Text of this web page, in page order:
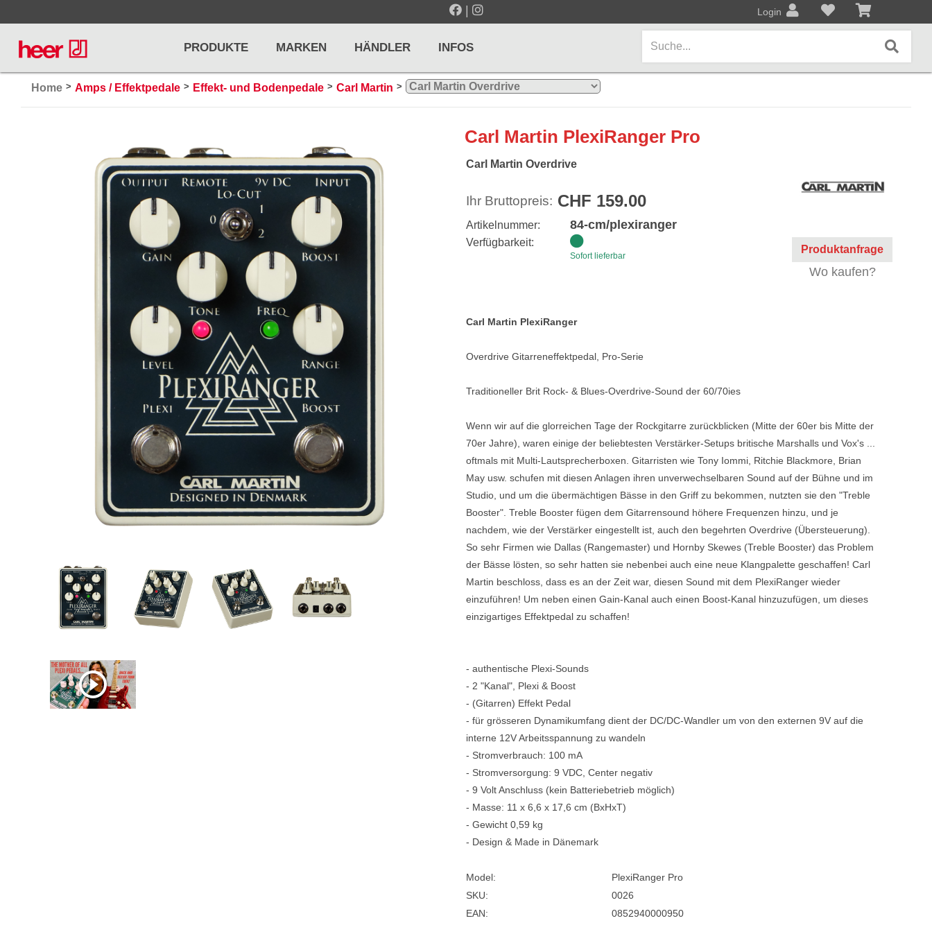
| Login
PRODUKTE
Controller/DMX
Notenständer und Pulte
Metronome und Taktelle
Stimmgabeln und Stimmgeräte
... mehr
E-Gitarren
... mehr
KEYBOARDS / PIANO
PRO AUDIO, MICS, STANDS DRUMS & PERCUSSION
Schlagzeuge
Snaredrums
Roto Toms
... mehr
Piccoloflöte
STREICHINSTRUMENTE
Violen, Gamben
MARKEN HÄNDLER INFOS
Home > Amps / Effektpedale > Effekt- und Bodenpedale > Carl Martin >
Carl Martin PlexiRanger Pro
Carl Martin Overdrive
Ihr Bruttopreis: CHF 159.00
Artikelnummer: 84-cm/plexiranger
Verfügbarkeit:
Sofort lieferbar
Produktanfrage
Wo kaufen?
Carl Martin PlexiRanger
Overdrive Gitarreneffektpedal, Pro-Serie
Traditioneller Brit Rock- & Blues-Overdrive-Sound der 60/70ies
Wenn wir auf die glorreichen Tage der Rockgitarre zurückblicken (Mitte der 60er bis Mitte der
70er Jahre), waren einige der beliebtesten Verstärker-Setups britische Marshalls und Vox's ...
oftmals mit Multi-Lautsprecherboxen. Gitarristen wie Tony Iommi, Ritchie Blackmore, Brian
May usw. schufen mit diesen Anlagen ihren unverwechselbaren Sound auf der Bühne und im
Studio, und um die übermächtigen Bässe in den Griff zu bekommen, nutzten sie den "Treble
Booster". Treble Booster fügen dem Gitarrensound höhere Frequenzen hinzu, und je
nachdem, wie der Verstärker eingestellt ist, auch den begehrten Overdrive (Übersteuerung).
So sehr Firmen wie Dallas (Rangemaster) und Hornby Skewes (Treble Booster) das Problem
der Bässe lösten, so sehr hatten sie nebenbei auch eine neue Klangpalette geschaffen! Carl
Martin beschloss, dass es an der Zeit war, diesen Sound mit dem PlexiRanger wieder
einzuführen! Um neben einen Gain-Kanal auch einen Boost-Kanal hinzuzufügen, um dieses
einzigartiges Effektpedal zu schaffen!
- authentische Plexi-Sounds
- 2 "Kanal", Plexi & Boost
- (Gitarren) Effekt Pedal
- für grösseren Dynamikumfang dient der DC/DC-Wandler um von den externen 9V auf die
interne 12V Arbeitsspannung zu wandeln
- Stromverbrauch: 100 mA
- Stromversorgung: 9 VDC, Center negativ
- 9 Volt Anschluss (kein Batteriebetrieb möglich)
- Masse: 11 x 6,6 x 17,6 cm (BxHxT)
- Gewicht 0,59 kg
- Design & Made in Dänemark
Model:
PlexiRanger Pro
SKU:
0026
EAN:
0852940000950